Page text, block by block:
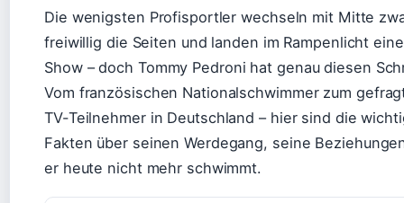
Die wenigsten Profisportler wechseln mit Mitte
freiwillig die Seiten und landen im Rampenlicht
Show – doch Tommy Pedroni hat genau diesen
Vom französischen Nationalschwimmer zum
TV-Teilnehmer in Deutschland – hier sind die
Fakten über seinen Werdegang, seine
er heute nicht mehr schwimmt.